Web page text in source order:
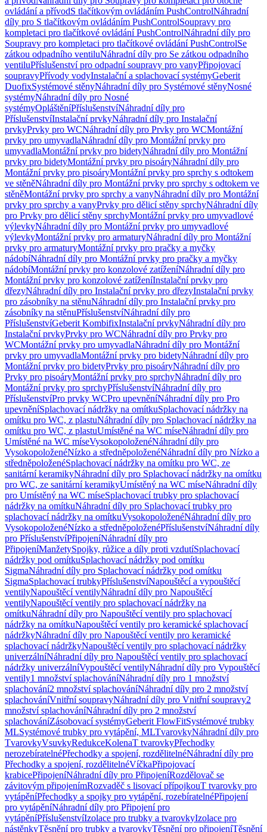
ovládání a přívodS tlačítkovým ovládáním PushControlNáhradní
díly pro S tlačítkovým ovládáním PushControlSoupravy pro
kompletaci pro tlačítkové ovládání PushControlNáhradní díly pro
Soupravy pro kompletaci pro tlačítkové ovládání PushControlSe
zátkou odpadního ventiluNáhradní díly pro Se zátkou odpadního
ventiluPříslušenství pro odpadní soupravy pro vanyPřipojovací
soupravyPřívody vodyInstalační a splachovací systémyGeberit
DuofixSystémové stěnyNáhradní díly pro Systémové stěnyNosné
systémyNáhradní díly pro Nosné
systémyOpláštěníPříslušenstvíNáhradní díly pro
PříslušenstvíInstalační prvkyNáhradní díly pro Instalační
prvkyPrvky pro WCNáhradní díly pro Prvky pro WCMontážní
prvky pro umyvadlaNáhradní díly pro Montážní prvky pro
umyvadlaMontážní prvky pro bidetyNáhradní díly pro Montážní
prvky pro bidetyMontážní prvky pro pisoáryNáhradní díly pro
Montážní prvky pro pisoáryMontážní prvky pro sprchy s odtokem
ve stěněNáhradní díly pro Montážní prvky pro sprchy s odtokem ve
stěněMontážní prvky pro sprchy a vanyNáhradní díly pro Montážní
prvky pro sprchy a vanyPrvky pro dělicí stěny sprchyNáhradní díly
pro Prvky pro dělicí stěny sprchyMontážní prvky pro umyvadlové
výlevkyNáhradní díly pro Montážní prvky pro umyvadlové
výlevkyMontážní prvky pro armaturyNáhradní díly pro Montážní
prvky pro armaturyMontážní prvky pro pračky a myčky
nádobíNáhradní díly pro Montážní prvky pro pračky a myčky
nádobíMontážní prvky pro konzolové zatíženíNáhradní díly pro
Montážní prvky pro konzolové zatíženíInstalační prvky pro
dřezyNáhradní díly pro Instalační prvky pro dřezyInstalační prvky
pro zásobníky na stěnuNáhradní díly pro Instalační prvky pro
zásobníky na stěnuPříslušenstvíNáhradní díly pro
PříslušenstvíGeberit KombifixInstalační prvkyNáhradní díly pro
Instalační prvkyPrvky pro WCNáhradní díly pro Prvky pro
WCMontážní prvky pro umyvadlaNáhradní díly pro Montážní
prvky pro umyvadlaMontážní prvky pro bidetyNáhradní díly pro
Montážní prvky pro bidetyPrvky pro pisoáryNáhradní díly pro
Prvky pro pisoáryMontážní prvky pro sprchyNáhradní díly pro
Montážní prvky pro sprchyPříslušenstvíNáhradní díly pro
PříslušenstvíPro prvky WCPro upevněníNáhradní díly pro Pro
upevněníSplachovací nádržky na omítkuSplachovací nádržky na
omítku pro WC, z plastuNáhradní díly pro Splachovací nádržky na
omítku pro WC, z plastuUmístěné na WC míseNáhradní díly pro
Umístěné na WC míseVysokopoloženéNáhradní díly pro
VysokopoloženéNízko a středněpoloženéNáhradní díly pro Nízko a
středněpoloženéSplachovací nádržky na omítku pro WC, ze
sanitární keramikyNáhradní díly pro Splachovací nádržky na omítku
pro WC, ze sanitární keramikyUmístěný na WC míseNáhradní díly
pro Umístěný na WC míseSplachovací trubky pro splachovací
nádržky na omítkuNáhradní díly pro Splachovací trubky pro
splachovací nádržky na omítkuVysokopoloženéNáhradní díly pro
VysokopoloženéNízko a středněpoloženéPříslušenstvíNáhradní díly
pro PříslušenstvíPřipojeníNáhradní díly pro
PřipojeníManžetySpojky, růžice a díly proti vzdutíSplachovací
nádržky pod omítkuSplachovací nádržky pod omítku
SigmaNáhradní díly pro Splachovací nádržky pod omítku
SigmaSplachovací trubkyPříslušenstvíNapouštěcí a vypouštěcí
ventilyNapouštěcí ventilyNáhradní díly pro Napouštěcí
ventilyNapouštěcí ventily pro splachovací nádržky na
omítkuNáhradní díly pro Napouštěcí ventily pro splachovací
nádržky na omítkuNapouštěcí ventily pro keramické splachovací
nádržkyNáhradní díly pro Napouštěcí ventily pro keramické
splachovací nádržkyNapouštěcí ventily pro splachovací nádržky
univerzálníNáhradní díly pro Napouštěcí ventily pro splachovací
nádržky univerzálníVypouštěcí ventilyNáhradní díly pro Vypouštěcí
ventily1 množství splachováníNáhradní díly pro 1 množství
splachování2 množství splachováníNáhradní díly pro 2 množství
splachováníVnitřní soupravyNáhradní díly pro Vnitřní soupravy2
množství splachováníNáhradní díly pro 2 množství
splachováníZásobovací systémyGeberit FlowFitSystémové trubky
MLSystémové trubky pro vytápění, MLTvarovkyNáhradní díly pro
TvarovkyVsuvkyRedukceKolenaT tvarovkyPřechodky
nerozebíratelnéPřechodky a spojení, rozdělitelnéNáhradní díly pro
Přechodky a spojení, rozdělitelnéVíčkaPřipojovací
krabicePřipojeníNáhradní díly pro PřipojeníRozdělovač se
závitovým připojenímRozvaděč s lisovací přípojkouT tvarovky pro
vytápěníPřechodky a spojky pro vytápění, rozebíratelnéPřipojení
pro vytápěníNáhradní díly pro Připojení pro
vytápěníPříslušenstvíIzolace pro trubky a tvarovkyIzolace pro
nástěnkyTěsnění pro trubky a tvarovkyTěsnění pro připojeníTěsnění